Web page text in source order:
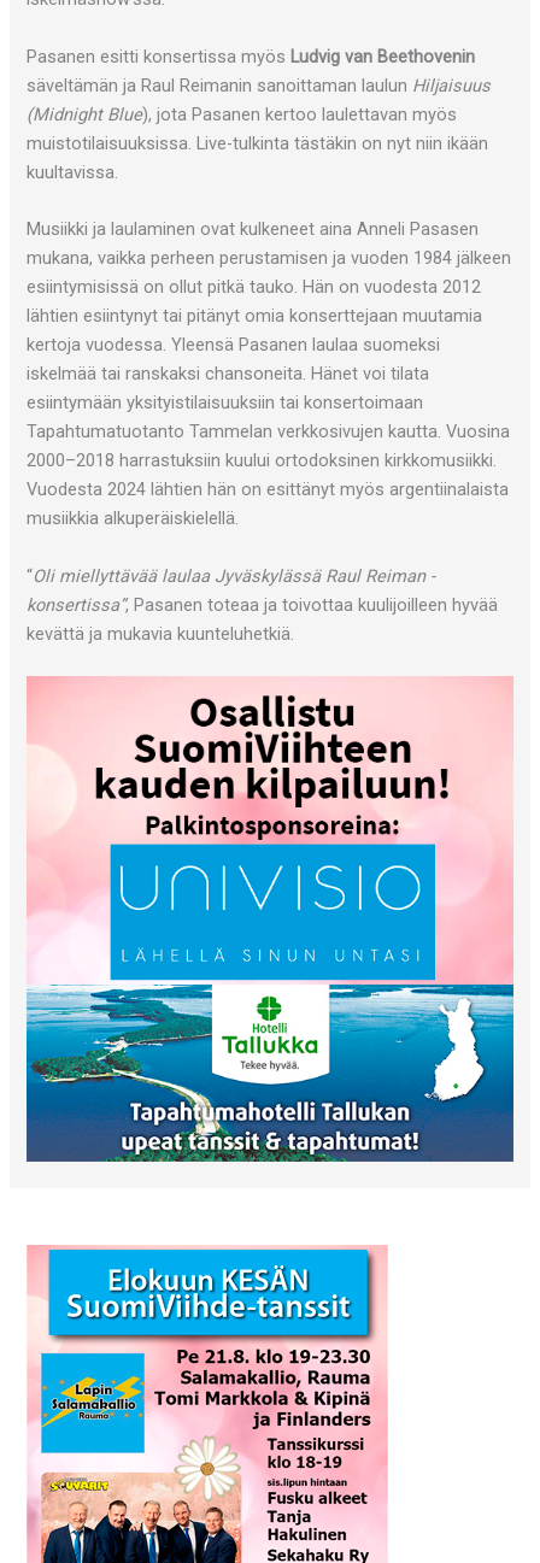
Pasanen esitti konsertissa myös Ludvig van Beethovenin
säveltämän ja Raul Reimanin sanoittaman laulun Hiljaisuus
(Midnight Blue), jota Pasanen kertoo laulettavan myös
muistotilaisuuksissa. Live-tulkinta tästäkin on nyt niin ikään
kuultavissa.
Musiikki ja laulaminen ovat kulkeneet aina Anneli Pasasen
mukana, vaikka perheen perustamisen ja vuoden 1984 jälkeen
esiintymisissä on ollut pitkä tauko. Hän on vuodesta 2012
lähtien esiintynyt tai pitänyt omia konserttejaan muutamia
kertoja vuodessa. Yleensä Pasanen laulaa suomeksi
iskelmää tai ranskaksi chansoneita. Hänet voi tilata
esiintymään yksityistilaisuuksiin tai konsertoimaan
Tapahtumatuotanto Tammelan verkkosivujen kautta. Vuosina
2000–2018 harrastuksiin kuului ortodoksinen kirkkomusiikki.
Vuodesta 2024 lähtien hän on esittänyt myös argentiinalaista
musiikkia alkuperäiskielellä.
“Oli miellyttävää laulaa Jyväskylässä Raul Reiman -
konsertissa”, Pasanen toteaa ja toivottaa kuulijoilleen hyvää
kevättä ja mukavia kuunteluhetkiä.